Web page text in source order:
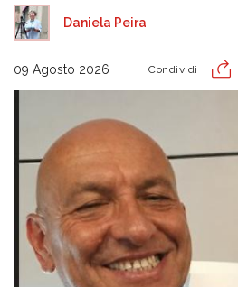
Daniela Peira
09 Agosto 2026 Condividi